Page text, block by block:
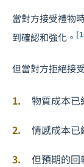
當對方接受禮物
到確認和強化。
但當對方拒絕接
物質成本已
情感成本已
但預期的回